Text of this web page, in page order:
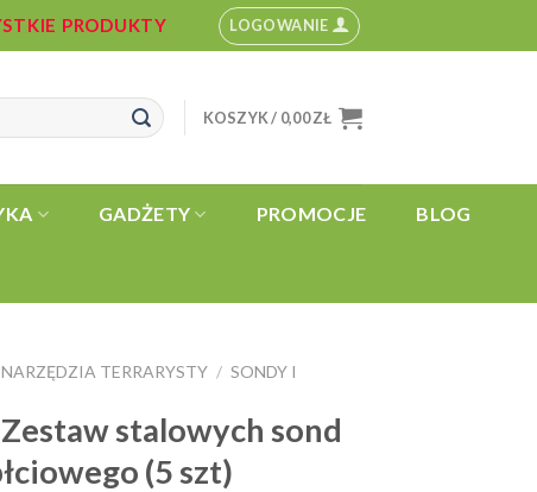
PRODUKTY LOGOWANIE
KOSZYK / 0,00ZŁ
GADŻETY PROMOCJE BLOG
NARZĘDZIA TERRARYSTY / SONDY I
Zestaw stalowych sond
(5 szt)